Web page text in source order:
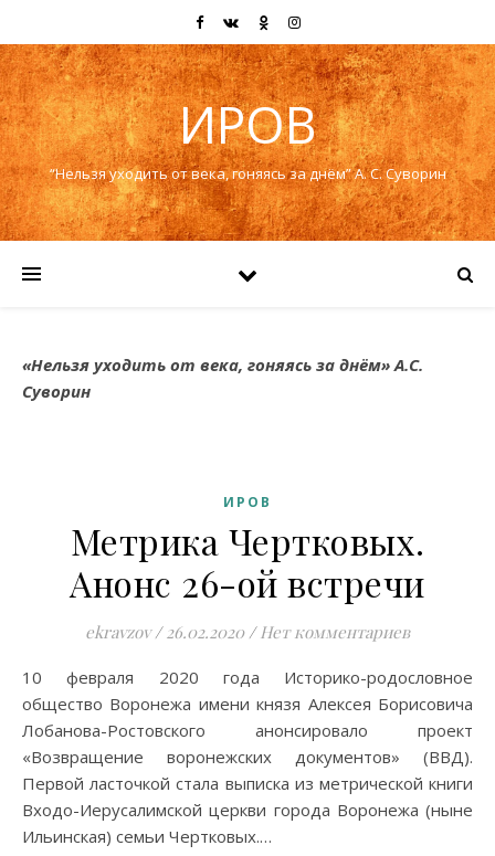
ИРОВ
“Нельзя уходить от века, гоняясь за днём” А. С. Суворин
«Нельзя уходить от века, гоняясь за днём» А.С.
Суворин
ИРОВ
Метрика Чертковых.
Анонс 26-ой встречи
ekravzov / 26.02.2020 / Нет комментариев
10 февраля 2020 года Историко-родословное
общество Воронежа имени князя Алексея Борисовича
Лобанова-Ростовского анонсировало проект
«Возвращение воронежских документов» (ВВД).
Первой ласточкой стала выписка из метрической книги
Входо-Иерусалимской церкви города Воронежа (ныне
Ильинская) семьи Чертковых.…